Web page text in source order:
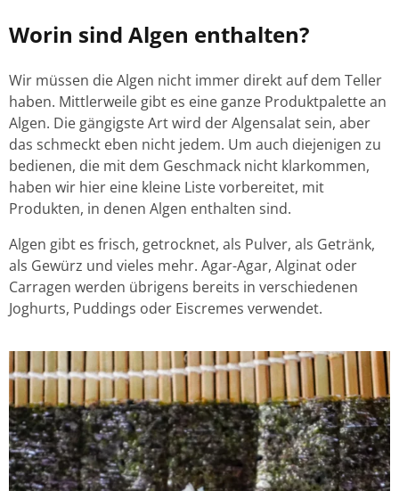
Worin sind Algen enthalten?
Wir müssen die Algen nicht immer direkt auf dem Teller
haben. Mittlerweile gibt es eine ganze Produktpalette an
Algen. Die gängigste Art wird der Algensalat sein, aber
das schmeckt eben nicht jedem. Um auch diejenigen zu
bedienen, die mit dem Geschmack nicht klarkommen,
haben wir hier eine kleine Liste vorbereitet, mit
Produkten, in denen Algen enthalten sind.
Algen gibt es frisch, getrocknet, als Pulver, als Getränk,
als Gewürz und vieles mehr. Agar-Agar, Alginat oder
Carragen werden übrigens bereits in verschiedenen
Joghurts, Puddings oder Eiscremes verwendet.